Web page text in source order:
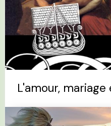
L'amour,